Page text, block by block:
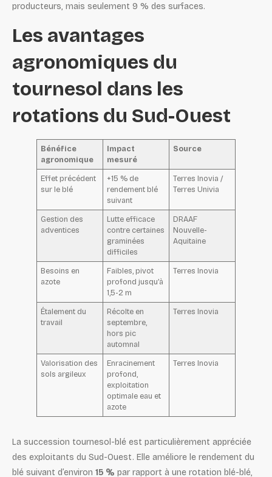
producteurs, mais seulement 9 % des surfaces.
Les avantages
agronomiques du
tournesol dans les
rotations du Sud-Ouest
Bénéfice
agronomique
Impact
mesuré
Source
Effet précédent
sur le blé
+15 % de
rendement blé
suivant
Terres Inovia /
Terres Univia
Gestion des
adventices
Lutte efficace
contre certaines
graminées
difficiles
DRAAF
Nouvelle-
Aquitaine
Besoins en
azote
Faibles, pivot
profond jusqu’à
1,5-2 m
Terres Inovia
Étalement du
travail
Récolte en
septembre,
hors pic
automnal
Terres Inovia
Valorisation des
sols argileux
Enracinement
profond,
exploitation
optimale eau et
azote
Terres Inovia
La succession tournesol-blé est particulièrement appréciée
des exploitants du Sud-Ouest. Elle améliore le rendement du
blé suivant d’environ 15 % par rapport à une rotation blé-blé,